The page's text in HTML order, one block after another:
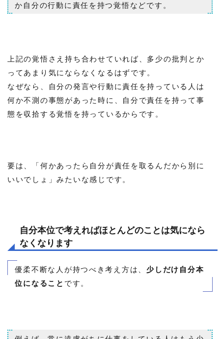
か自分の行動に責任を持つ覚悟などです。
上記の覚悟さえ持ち合わせていれば、多少の批判とか
ってあまり気にならなくなるはずです。
なぜなら、自分の発言や行動に責任を持っている人は
何か不測の事態があった時に、自分で責任を持って事
態を収拾する覚悟を持っているからです。
要は、「何かあったら自分が責任を取るんだから別に
いいでしょ」みたいな感じです。
自分本位で考えればほとんどのことは気になら
なくなります
優柔不断な人が持つべき考え方は、少しだけ自分本
位になること です。